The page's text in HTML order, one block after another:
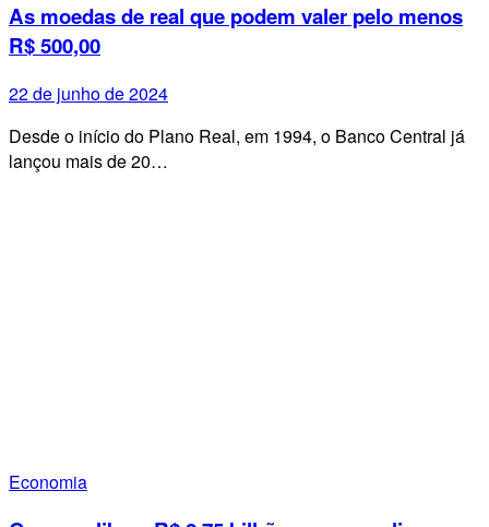
As moedas de real que podem valer pelo menos
R$ 500,00
22 de junho de 2024
Desde o início do Plano Real, em 1994, o Banco Central já
lançou mais de 20…
Economia